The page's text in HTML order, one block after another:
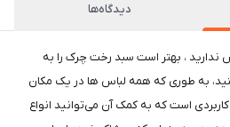
دیدگاه‌ها
ندارید ، بهتر است سبد رخت چرک را به
به طوری که همه لباس ها در یک مکان
است که به کمک آن می‌توانید انواع